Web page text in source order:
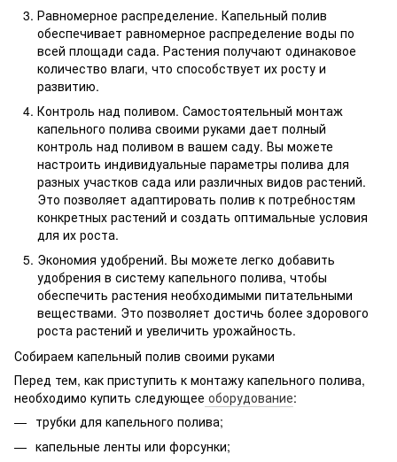
Равномерное распределение. Капельный полив
обеспечивает равномерное распределение воды по
всей площади сада. Растения получают одинаковое
количество влаги, что способствует их росту и
развитию.
Контроль над поливом. Самостоятельный монтаж
капельного полива своими руками дает полный
контроль над поливом в вашем саду. Вы можете
настроить индивидуальные параметры полива для
разных участков сада или различных видов растений.
Это позволяет адаптировать полив к потребностям
конкретных растений и создать оптимальные условия
для их роста.
Экономия удобрений. Вы можете легко добавить
удобрения в систему капельного полива, чтобы
обеспечить растения необходимыми питательными
веществами. Это позволяет достичь более здорового
роста растений и увеличить урожайность.
Собираем капельный полив своими руками
Перед тем, как приступить к монтажу капельного полива,
необходимо купить следующее оборудование:
трубки для капельного полива;
капельные ленты или форсунки;